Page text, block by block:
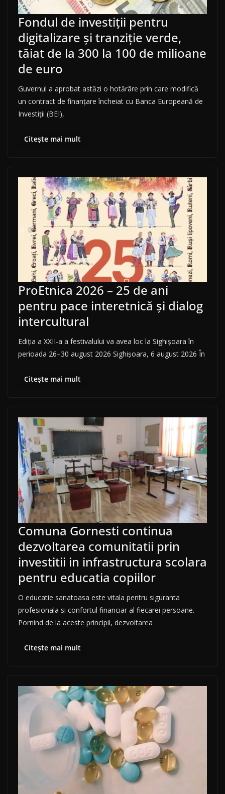
Fondul de investiții pentru
digitalizare și tranziție verde,
tăiat de la 300 la 100 de milioane
de euro
Guvernul a aprobat astăzi o hotărâre prin care modifică
un contract de finanțare încheiat cu Banca Europeană de
Investiții (BEI),
Citește mai mult
ProEtnica 2026 – 25 de ani
pentru pace interetnică și dialog
intercultural
Ediția a XXII-a a festivalului va avea loc la Sighișoara în
perioada 26–30 august 2026 Sighișoara, 6 august 2026 În
Citește mai mult
Comuna Gornesti continua
dezvoltarea comunitatii prin
investitii in infrastructura scolara
pentru educatia copiilor
O educatie sanatoasa este vitala pentru siguranta
profesionala si confortul financiar al fiecarei persoane.
Pornind de la aceste principii, dezvoltarea
Citește mai mult